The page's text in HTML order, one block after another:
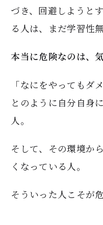
づき、回避しようと
る人は、まだ学習性
本当に危険なのは、
「なにをやってもダ
とのように自分自身
人。
そして、その環境か
くなっている人。
そういった人こそが